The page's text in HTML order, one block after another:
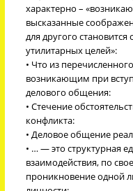
характерно –
высказанные
для другого
утилитарных целей»:
• Что из
возникающим при
делового общения:
• Стечение
конфликта:
• Деловое общение
• … — это структурная
взаимодействия, по
проникновение одной